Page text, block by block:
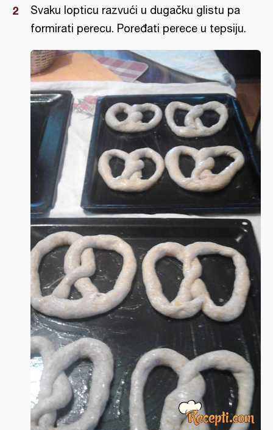
Svaku lopticu razvući u dugačku glistu pa
formirati perecu. Poređati perece u tepsiju.